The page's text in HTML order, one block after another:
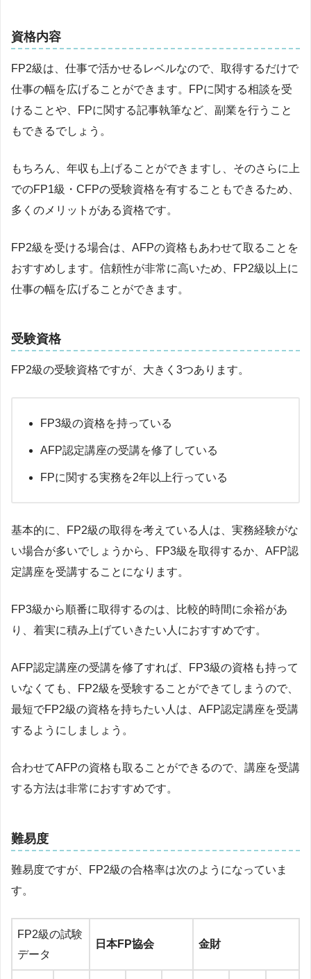
資格内容
FP2級は、仕事で活かせるレベルなので、取得するだけで
仕事の幅を広げることができます。FPに関する相談を受
けることや、FPに関する記事執筆など、副業を行うこと
もできるでしょう。
もちろん、年収も上げることができますし、そのさらに上
でのFP1級・CFPの受験資格を有することもできるため、
多くのメリットがある資格です。
FP2級を受ける場合は、AFPの資格もあわせて取ることを
おすすめします。信頼性が非常に高いため、FP2級以上に
仕事の幅を広げることができます。
受験資格
FP2級の受験資格ですが、大きく3つあります。
FP3級の資格を持っている
AFP認定講座の受講を修了している
FPに関する実務を2年以上行っている
基本的に、FP2級の取得を考えている人は、実務経験がな
い場合が多いでしょうから、FP3級を取得するか、AFP認
定講座を受講することになります。
FP3級から順番に取得するのは、比較的時間に余裕があ
り、着実に積み上げていきたい人におすすめです。
AFP認定講座の受講を修了すれば、FP3級の資格も持って
いなくても、FP2級を受験することができてしまうので、
最短でFP2級の資格を持ちたい人は、AFP認定講座を受講
するようにしましょう。
合わせてAFPの資格も取ることができるので、講座を受講
する方法は非常におすすめです。
難易度
難易度ですが、FP2級の合格率は次のようになっていま
す。
FP2級の試験
データ
日本FP協会 金財